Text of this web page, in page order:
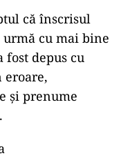
că înscrisul
cu mai bine
fost depus cu
și prenume